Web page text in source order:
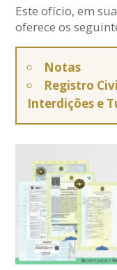
Este ofício, em
oferece os
Notas
Registro
Interdições e